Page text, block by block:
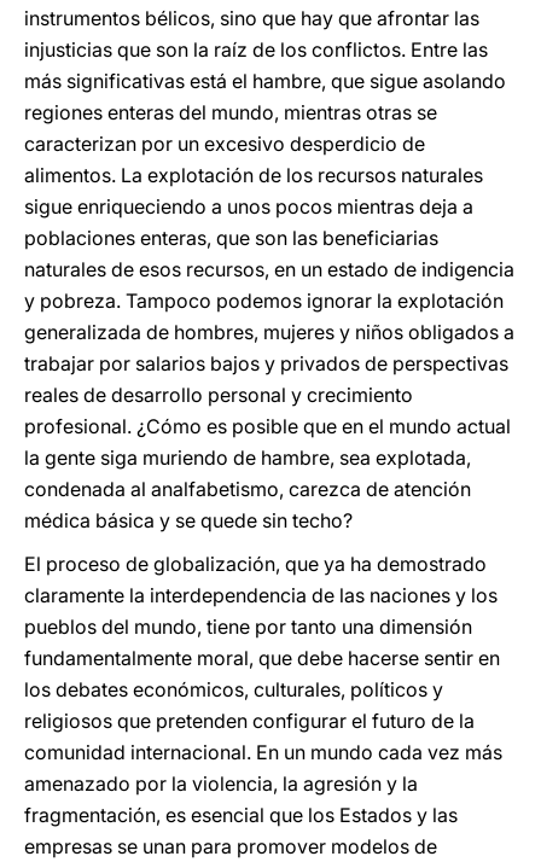
instrumentos bélicos, sino que hay que afrontar las
injusticias que son la raíz de los conflictos. Entre las
más significativas está el hambre, que sigue asolando
regiones enteras del mundo, mientras otras se
caracterizan por un excesivo desperdicio de
alimentos. La explotación de los recursos naturales
sigue enriqueciendo a unos pocos mientras deja a
poblaciones enteras, que son las beneficiarias
naturales de esos recursos, en un estado de indigencia
y pobreza. Tampoco podemos ignorar la explotación
generalizada de hombres, mujeres y niños obligados a
trabajar por salarios bajos y privados de perspectivas
reales de desarrollo personal y crecimiento
profesional. ¿Cómo es posible que en el mundo actual
la gente siga muriendo de hambre, sea explotada,
condenada al analfabetismo, carezca de atención
médica básica y se quede sin techo?
El proceso de globalización, que ya ha demostrado
claramente la interdependencia de las naciones y los
pueblos del mundo, tiene por tanto una dimensión
fundamentalmente moral, que debe hacerse sentir en
los debates económicos, culturales, políticos y
religiosos que pretenden configurar el futuro de la
comunidad internacional. En un mundo cada vez más
amenazado por la violencia, la agresión y la
fragmentación, es esencial que los Estados y las
empresas se unan para promover modelos de